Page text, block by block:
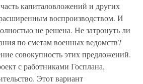
капиталовложений и других
воспроизводством. И
не решена. Не затронуть ли
по сметам военных ведомств?
совокупность этих предложений.
с работниками Госплана,
Этот вариант